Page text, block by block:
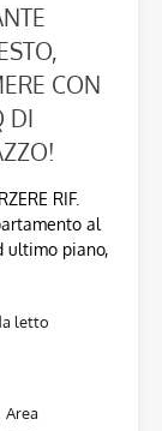
CON
DI
RIF.
al
ultimo piano,
letto
Area